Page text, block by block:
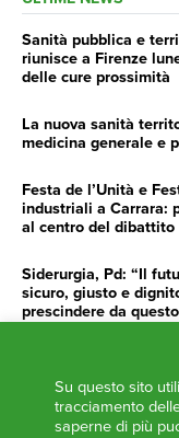
Sanità pubblica e
riunisce a Firenze
delle cure prossimità
La nuova sanità
medicina generale e
Festa de l’Unità e
industriali a Carrara:
al centro del dibattito
Siderurgia, Pd: “Il
sicuro, giusto e
prescindere da
impegno e
AGENDA
Su questo sito
tracciamento
saperne di più